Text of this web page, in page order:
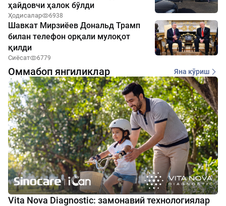
ҳайдовчи ҳалок бўлди
Ҳодисалар 6938
Шавкат Мирзиёев Дональд Трамп
билан телефон орқали мулоқот
қилди
Сиёсат 6779
Оммабоп янгиликлар Яна кўриш
Vita Nova Diagnostic: замонавий технологиялар